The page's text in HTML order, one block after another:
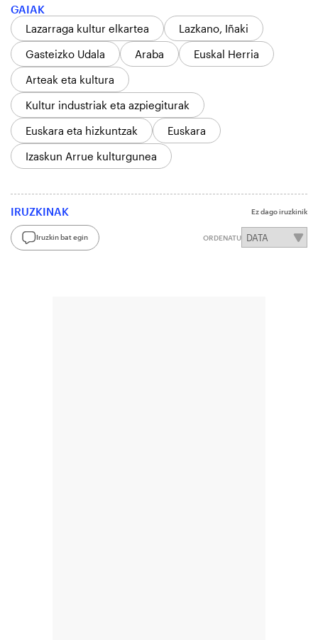
GAIAK
Lazarraga kultur elkartea
Lazkano, Iñaki
Gasteizko Udala
Araba
Euskal Herria
Arteak eta kultura
Kultur industriak eta azpiegiturak
Euskara eta hizkuntzak
Euskara
Izaskun Arrue kulturgunea
IRUZKINAK Ez dago iruzkinik
Iruzkin bat egin ORDENATU